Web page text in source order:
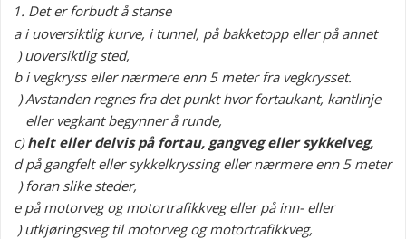
1. Det er forbudt å stanse
a
)
i uoversiktlig kurve, i tunnel, på bakketopp eller på annet
uoversiktlig sted,
b
)
i vegkryss eller nærmere enn 5 meter fra vegkrysset.
Avstanden regnes fra det punkt hvor fortaukant, kantlinje
eller vegkant begynner å runde,
c) helt eller delvis på fortau, gangveg eller sykkelveg,
d
)
på gangfelt eller sykkelkryssing eller nærmere enn 5 meter
foran slike steder,
e
)
på motorveg og motortrafikkveg eller på inn- eller
utkjøringsveg til motorveg og motortrafikkveg,